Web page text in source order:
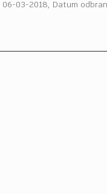
06-03-2018, Datum